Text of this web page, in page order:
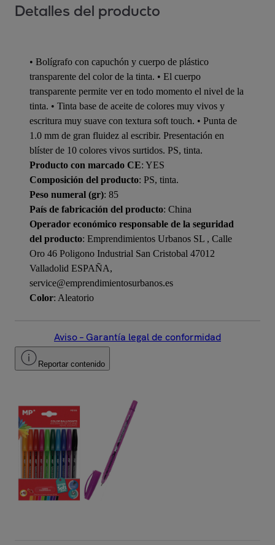
Detalles del producto
• Bolígrafo con capuchón y cuerpo de plástico
transparente del color de la tinta. • El cuerpo
transparente permite ver en todo momento el nivel de la
tinta. • Tinta base de aceite de colores muy vivos y
escritura muy suave con textura soft touch. • Punta de
1.0 mm de gran fluidez al escribir. Presentación en
blíster de 10 colores vivos surtidos. PS, tinta.
Producto con marcado CE: YES
Composición del producto: PS, tinta.
Peso numeral (gr): 85
País de fabricación del producto: China
Operador económico responsable de la seguridad
del producto: Emprendimientos Urbanos SL , Calle
Oro 46 Poligono Industrial San Cristobal 47012
Valladolid ESPAÑA,
service@emprendimientosurbanos.es
Color: Aleatorio
Aviso – Garantía legal de conformidad
Reportar contenido